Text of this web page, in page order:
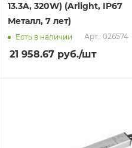
13.3A, 320W) (Arlight, IP67
Металл, 7 лет)
Есть в наличии Арт.: 026574
21 958.67 руб./шт